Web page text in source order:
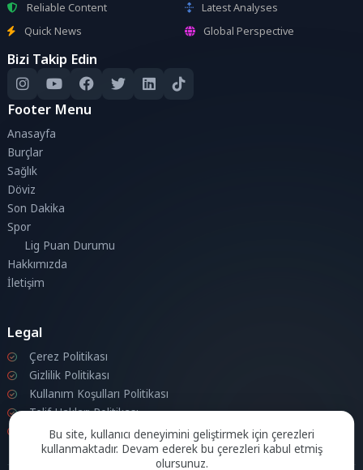
Reliable Content
Latest Analyses
Quick News
Global Perspective
Bizi Takip Edin
Footer Menu
Anasayfa
Burçlar
Sağlık
Döviz
Son Dakika
Spor
Lig Puan Durumu
Hakkımızda
İletişim
Legal
Çerez Politikası
Gizlilik Politikası
Kullanım Koşulları Politikası
Telif Hakları Politikası
İletişim
Bu site, kullanıcı deneyimini geliştirmek için çerezleri
kullanmaktadır. Devam ederek bu çerezleri kabul etmiş
olursunuz.